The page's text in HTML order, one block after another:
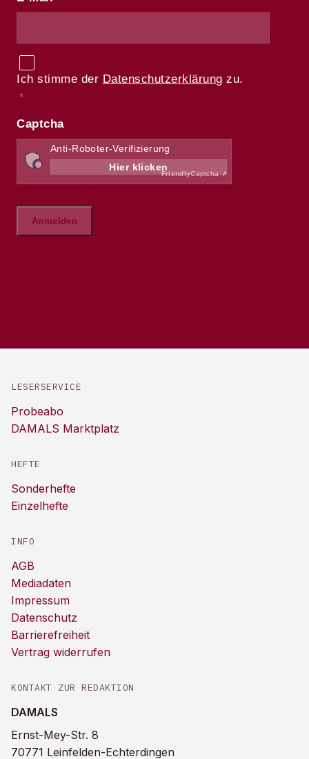
LESERSERVICE
Probeabo
DAMALS Marktplatz
HEFTE
Sonderhefte
Einzelhefte
INFO
AGB
Mediadaten
Impressum
Datenschutz
Barrierefreiheit
Vertrag widerrufen
KONTAKT ZUR REDAKTION
DAMALS
Ernst-Mey-Str. 8
70771 Leinfelden-Echterdingen